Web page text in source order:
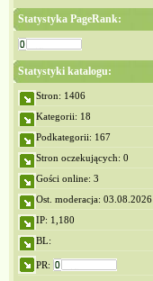
Statystyka PageRank:
Statystyki katalogu:
Stron: 1406
Kategorii: 18
Podkategorii: 167
Stron oczekujących: 0
Gości online: 3
Ost. moderacja: 03.08.2026
IP: 1,180
BL:
PR: